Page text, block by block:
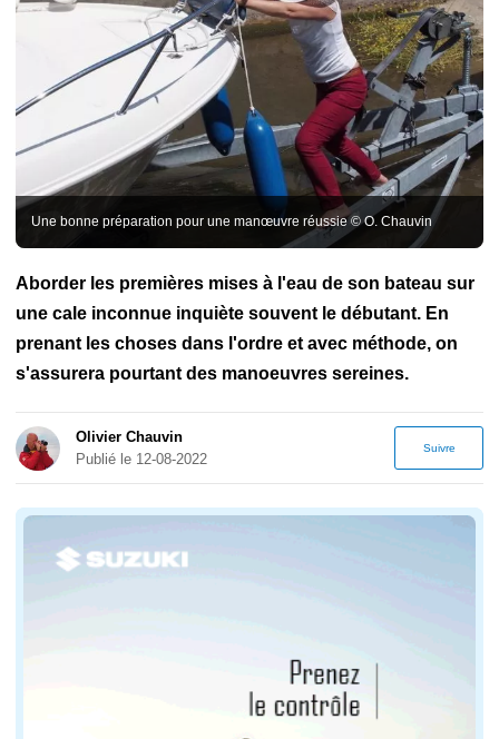
Techniques du nautisme Construction amateur Vous avez une
Apprendre la navigation Balisage Batterie
Entretien GPS Gréement Horaires des marées
Manoeuvre Matelotage Médical Noeud marin Permis bateau
Réglage de voile Réglementation maritime Règles de barre
Règles de priorités
Une bonne préparation pour une manœuvre réussie © O. Chauvin
Aborder les premières mises à l'eau de son bateau sur
une cale inconnue inquiète souvent le débutant. En
prenant les choses dans l'ordre et avec méthode, on
s'assurera pourtant des manoeuvres sereines.
Olivier Chauvin
Publié le 12-08-2022
Suivre